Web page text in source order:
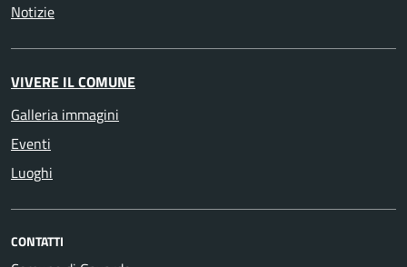
Notizie
VIVERE IL COMUNE
Galleria immagini
Eventi
Luoghi
CONTATTI